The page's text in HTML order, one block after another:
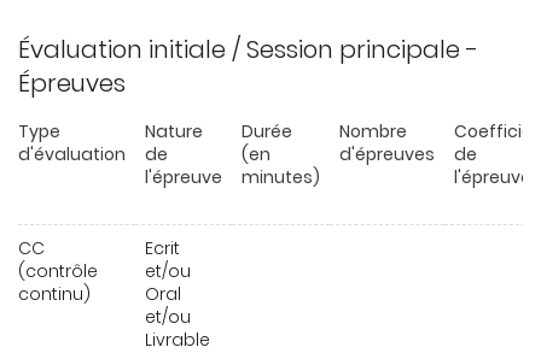
Évaluation initiale / Session principale -
Épreuves
Type
d'évaluation
Nature
de
l'épreuve
Durée
(en
minutes)
Nombre
d'épreuves
de
l'épreuve
CC
(contrôle
continu)
Ecrit
et/ou
Oral
et/ou
Livrable